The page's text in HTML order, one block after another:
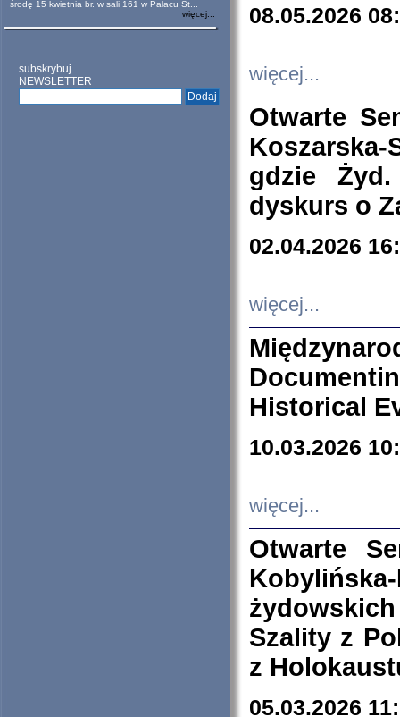
środę 15 kwietnia br. w sali 161 w Pałacu St...
więcej...
subskrybuj
NEWSLETTER
08.05.2026
więcej...
Otwarte
Koszarska-
gdzie
dyskurs o
02.04.2026
więcej...
Historical
10.03.2026
więcej...
Otwarte
Szality z
z
05.03.2026